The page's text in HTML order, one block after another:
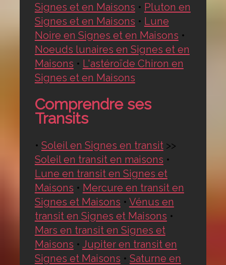
Signes et en Maisons • Pluton en
Signes et en Maisons • Lune
Noire en Signes et en Maisons •
Noeuds lunaires en Signes et en
Maisons • L'astéroïde Chiron en
Signes et en Maisons
Comprendre ses
Transits
• Soleil en Signes en transit>>
Soleil en transit en maisons •
Lune en transit en Signes et
Maisons • Mercure en transit en
Signes et Maisons • Vénus en
transit en Signes et Maisons •
Mars en transit en Signes et
Maisons • Jupiter en transit en
Signes et Maisons • Saturne en